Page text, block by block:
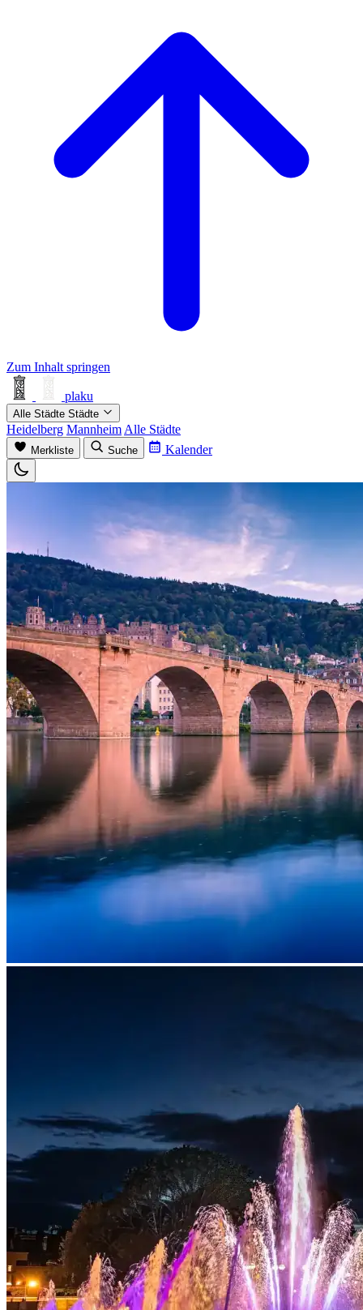
Zum Inhalt springen
plaku
Alle Städte Städte
Heidelberg Mannheim Alle Städte
Merkliste Suche Kalender